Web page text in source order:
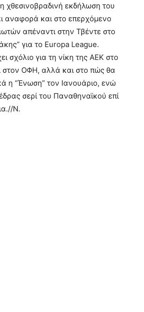
χθεσινοβραδινή εκδήλωση του
αναφορά και στο επερχόμενο
απέναντι στην Τβέντε στο
για το Europa League.
σχόλιο για τη νίκη της ΑΕΚ στο
στον ΟΦΗ, αλλά και στο πώς θα
η “Ένωση” τον Ιανουάριο, ενώ
σερί του Παναθηναϊκού επί
Ν.